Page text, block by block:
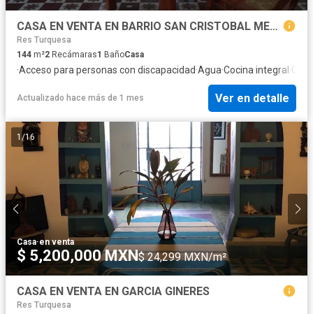
CASA EN VENTA EN BARRIO SAN CRISTOBAL MERIDA YUCATAN
Res Turquesa
144 m²2 Recámaras1 BañoCasa
·Acceso para personas con discapacidad·Agua·Cocina integral·
Actualizado hace más de 1 mes Ver en detalle
1 /16
Casa·en venta
$ 5,200,000 MXN$ 24,299 MXN/m²
CASA EN VENTA EN GARCIA GINERES
Res Turquesa